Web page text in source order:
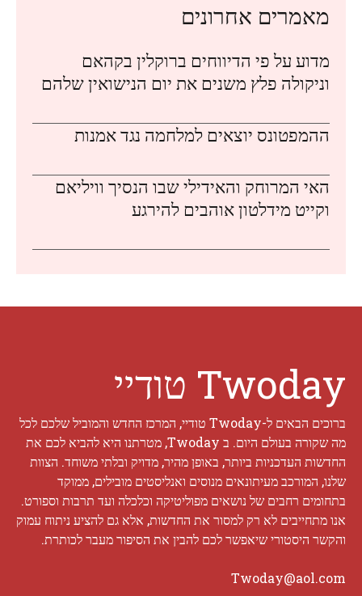
מאמרים אחרונים
מדוע על פי הדיווחים ברוקלין בקהאם
וניקולה פלץ משנים את יום הנישואין שלהם
ההמפטונס יוצאים למלחמה נגד אמנות
האי המרוחק והאידילי שבו הנסיך וויליאם
וקייט מידלטון אוהבים להירגע
Twoday טודיי
ברוכים הבאים ל-Twoday טודיי, המרכז החדש והמוביל שלכם לכל
מה שקורה בעולם היום. ב Twoday, מטרתנו היא להביא לכם את
החדשות העדכניות ביותר, באופן מהיר, מדויק ובלתי משוחד. הצוות
שלנו, המורכב מעיתונאים מנוסים ואנליסטים מובילים, ממוקד
בתחומים רחבים של נושאים מפוליטיקה וכלכלה ועד תרבות וספורט.
אנו מתחייבים לא רק למסור את החדשות, אלא גם להציע ניתוח עמוק
והקשר היסטורי שיאפשר לכם להבין את הסיפור מעבר לכותרת.
Twoday@aol.com